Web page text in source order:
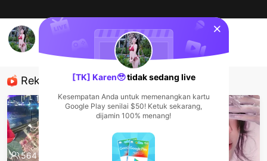
Anh ơi e ở đaay
[TK] Karen🥹
Live Show
Rekomendasi
564 557
sentinelStart
[TK] Karen🥹tidak sedang live
Kesempatan Anda untuk memenangkan kartu
Google Play senilai $50! Ketuk sekarang,
dijamin 100% menang!